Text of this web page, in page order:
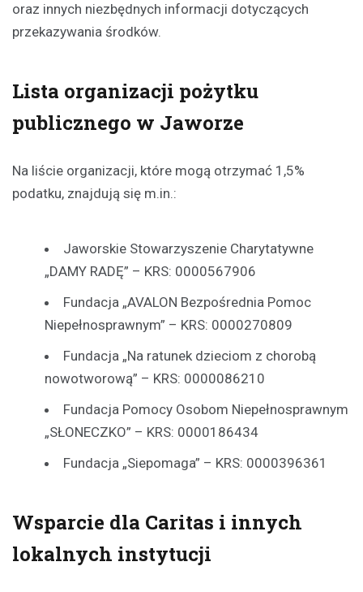
oraz innych niezbędnych informacji dotyczących
przekazywania środków.
Lista organizacji pożytku
publicznego w Jaworze
Na liście organizacji, które mogą otrzymać 1,5%
podatku, znajdują się m.in.:
Jaworskie Stowarzyszenie Charytatywne
„DAMY RADĘ” – KRS: 0000567906
Fundacja „AVALON Bezpośrednia Pomoc
Niepełnosprawnym” – KRS: 0000270809
Fundacja „Na ratunek dzieciom z chorobą
nowotworową” – KRS: 0000086210
Fundacja Pomocy Osobom Niepełnosprawnym
„SŁONECZKO” – KRS: 0000186434
Fundacja „Siepomaga” – KRS: 0000396361
Wsparcie dla Caritas i innych
lokalnych instytucji